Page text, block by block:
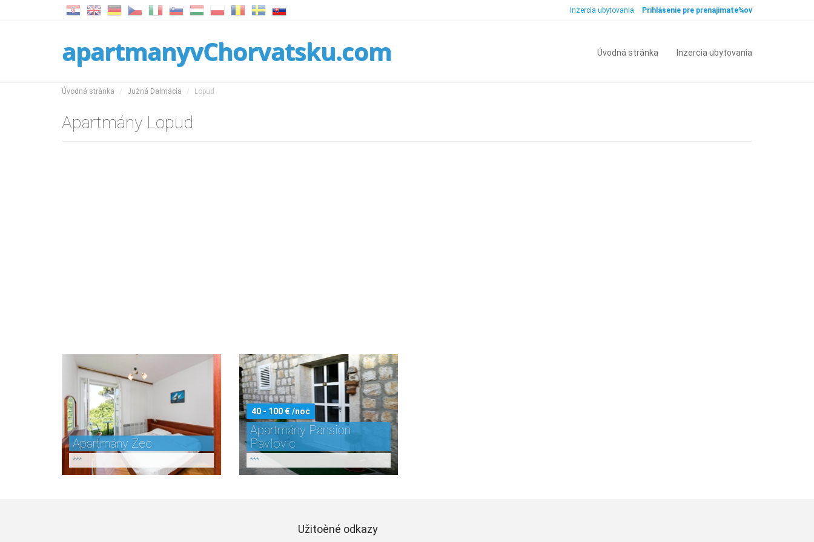
Inzercia ubytovania Prihlásenie pre prenajímate¾ov
apartmanyvChorvatsku.com Úvodná stránka Inzercia ubytovania
Úvodná stránka Južná Dalmácia Lopud
Apartmány Lopud
Apartmány Zec
***
40 - 100 € /noc
Apartmány Pansion
Pavlovic
***
Užitoèné odkazy